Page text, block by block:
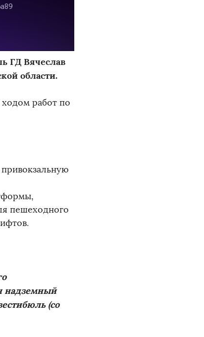
ГД Вячеслав
области.
работ по
пешеходного
надземный
(со